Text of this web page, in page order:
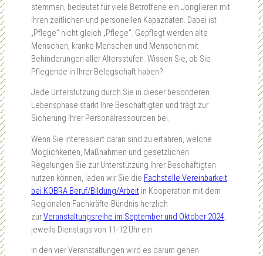
stemmen, bedeutet für viele Betroffene ein Jonglieren mit
ihren zeitlichen und personellen Kapazitäten. Dabei ist
„Pflege“ nicht gleich „Pflege“. Gepflegt werden alte
Menschen, kranke Menschen und Menschen mit
Behinderungen aller Altersstufen. Wissen Sie, ob Sie
Pflegende in Ihrer Belegschaft haben?
Jede Unterstützung durch Sie in dieser besonderen
Lebensphase stärkt Ihre Beschäftigten und trägt zur
Sicherung Ihrer Personalressourcen bei.
Wenn Sie interessiert daran sind zu erfahren, welche
Möglichkeiten, Maßnahmen und gesetzlichen
Regelungen Sie zur Unterstützung Ihrer Beschäftigten
nutzen können, laden wir Sie die Fachstelle Vereinbarkeit
bei KOBRA Beruf/Bildung/Arbeitin Kooperation mit dem
Regionalen Fachkräfte-Bündnis herzlich
zurVeranstaltungsreihe im September und Oktober 2024,
jeweils Dienstags von 11-12 Uhr ein.
In den vier Veranstaltungen wird es darum gehen